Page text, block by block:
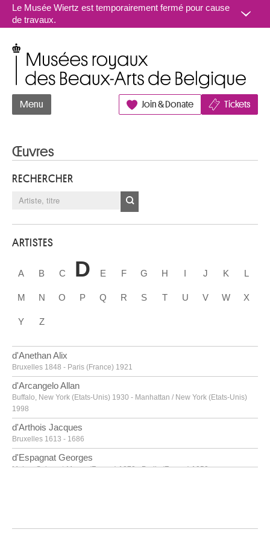
Aller au contenu
Le Musée Wiertz est temporairement fermé pour cause
de travaux.
Menu Join & Donate Tickets
Œuvres
RECHERCHER
ARTISTES
A B C D E F G H I J K L
M N O P Q R S T U V W X
Y Z
d'Anethan Alix
Bruxelles 1848 - Paris (France) 1921
d'Arcangelo Allan
Buffalo, New York (Etats-Unis) 1930 - Manhattan / New York (Etats-Unis)
1998
d'Arthois Jacques
Bruxelles 1613 - 1686
d'Espagnat Georges
Melun, Seine-et-Marne (France) 1870 - Parijs (France) 1950
Grammont 1921 - Bruges 1996